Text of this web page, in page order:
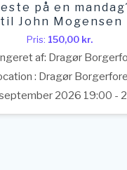
på en
til John Mogensen
Pris: 150,00 kr.
af: Dragør
: Dragør
2026 19:00 -